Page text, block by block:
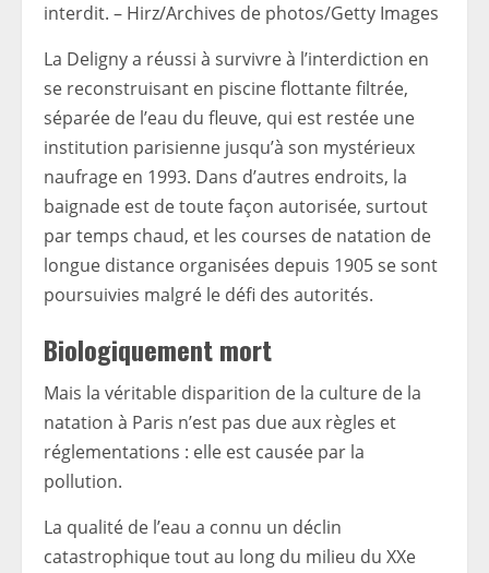
interdit. – Hirz/Archives de photos/Getty Images
La Deligny a réussi à survivre à l’interdiction en
se reconstruisant en piscine flottante filtrée,
séparée de l’eau du fleuve, qui est restée une
institution parisienne jusqu’à son mystérieux
naufrage en 1993. Dans d’autres endroits, la
baignade est de toute façon autorisée, surtout
par temps chaud, et les courses de natation de
longue distance organisées depuis 1905 se sont
poursuivies malgré le défi des autorités.
Biologiquement mort
Mais la véritable disparition de la culture de la
natation à Paris n’est pas due aux règles et
réglementations : elle est causée par la
pollution.
La qualité de l’eau a connu un déclin
catastrophique tout au long du milieu du XXe